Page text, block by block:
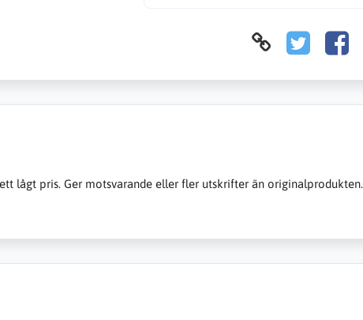
lågt pris. Ger motsvarande eller fler utskrifter än originalprodukten.